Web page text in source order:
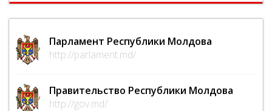
Парламент Республики Молдова
http://parlament.md/
Правительство Республики Молдова
http://gov.md/